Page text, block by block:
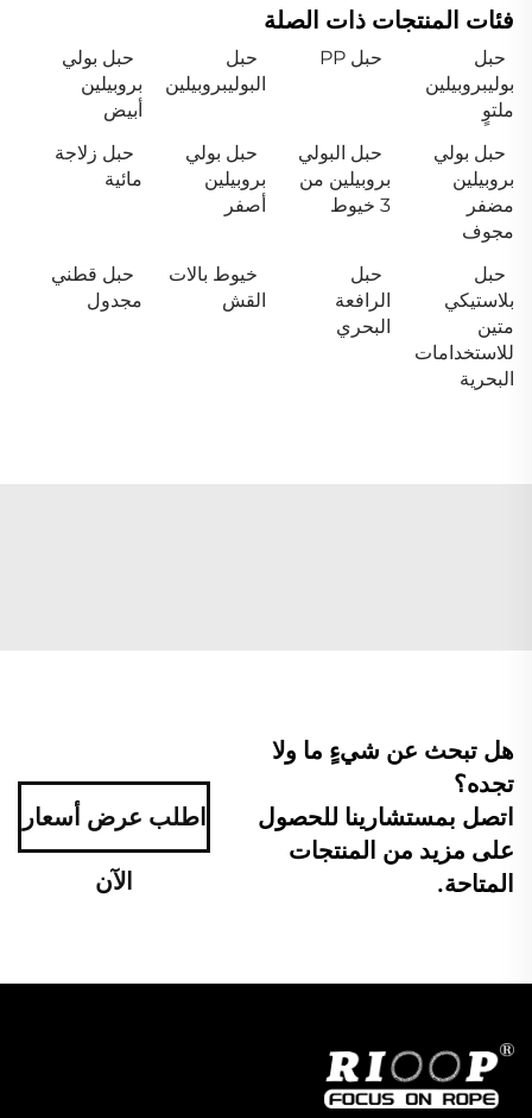
فئات المنتجات ذات الصلة
حبل
بوليبروبيلين
ملتوٍ
حبل PP
حبل
البوليبروبيلين
حبل بولي
بروبيلين
أبيض
حبل بولي
بروبيلين
مضفر
مجوف
حبل البولي
بروبيلين من
3 خيوط
حبل بولي
بروبيلين
أصفر
حبل زلاجة
مائية
حبل
بلاستيكي
متين
للاستخدامات
البحرية
حبل
الرافعة
البحري
خيوط بالات
القش
حبل قطني
مجدول
هل تبحث عن شيءٍ ما ولا
تجده؟
اتصل بمستشارينا للحصول
على مزيد من المنتجات
المتاحة.
اطلب عرض أسعار
الآن